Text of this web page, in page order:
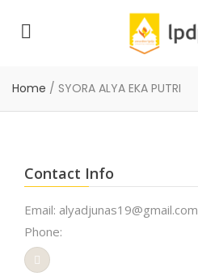
Home / SYORA ALYA EKA PUTRI
Contact Info
Email: alyadjunas19@gmail.com
Phone: